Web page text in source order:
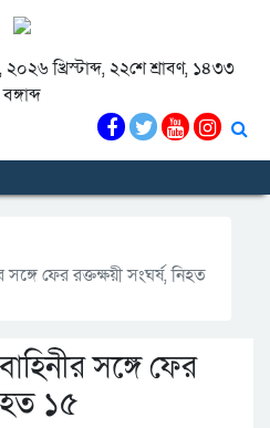
খ্রিস্টাব্দ, ২২শে শ্রাবণ, ১৪৩৩
বঙ্গাব্দ
সঙ্গে ফের রক্তক্ষয়ী সংঘর্ষ, নিহত
সঙ্গে ফের
১৫